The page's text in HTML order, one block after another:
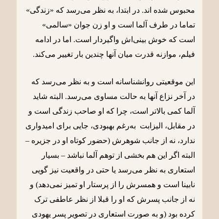
محبوس شده اند. در ابتدا، به نظر می‌رسد که «زندگی»
تماما در طرف آلما است و او زن جوان «سالمی»
است که خوش بینی‌اش واگیردار است. اما در ادامه
فیلم، موازنه قدرت میان آنها چندین بار تغییر می‌کند.
این موقعیتی روانشناسانه است و به نظر می‌رسد که
در آخر نزاع آنها به حالت مساوی می‌رسد. البته شاید
آلما کمی بالاتر است، چرا که او صاحب زندگی است و
در مقابل، الیزابت به‌رغم بهبودی، جایی برای امیدواری
ندارد، نه از جانب شوهرش (حضور کوتاه او در جزیره –
البته اگر این هم بخشی از توهم آلما نباشد – بسیار
استعاری به نظر می‌رسد یا حتی در واقعیت نیز گویی
نابینا است و همسرش را از پرستار او تمیز نمی‌دهد) و
نه از جانب پسرش که او را قبلا از نظر عاطفی ترک
کرده بود (و به صورت استعاری در تصویر پسر یهودی